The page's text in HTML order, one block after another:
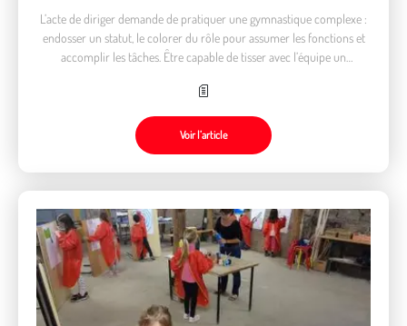
L’acte de diriger demande de pratiquer une gymnastique complexe :
endosser un statut, le colorer du rôle pour assumer les fonctions et
accomplir les tâches. Être capable de tisser avec l’équipe un
Voir l’article